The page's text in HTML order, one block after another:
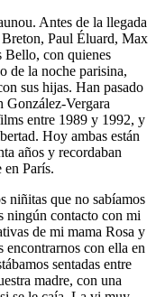
Antes de la llegada
Paul Éluard, Max
Bello, con quienes
de la noche parisina,
sus hijas. Han pasado
González-Vergara
entre 1989 y 1992, y
Hoy ambas están
años y recordaban
en París.
niñitas que no sabíamos
ningún contacto con mi
de mi mama Rosa y
encontrarnos con ella en
sentadas entre
madre, con una